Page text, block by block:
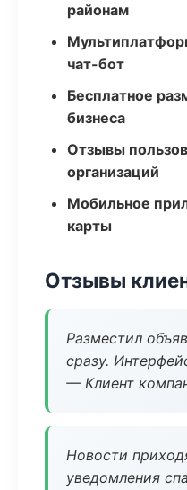
районам
чат-бот
Бесплатное
бизнеса
Отзывы
организаций
Мобильное
карты
Отзывы
Разместил
сразу.
— Клиент
Новости
уведомления